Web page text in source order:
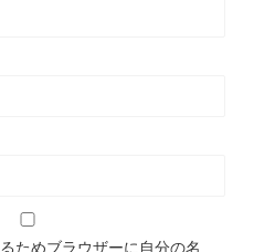
ためブラウザーに自分の名